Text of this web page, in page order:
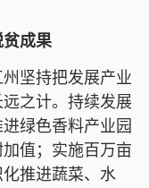
成果
坚持把发展产业
之计。持续发展
绿色香料产业园
值；实施百万亩
推进蔬菜、水